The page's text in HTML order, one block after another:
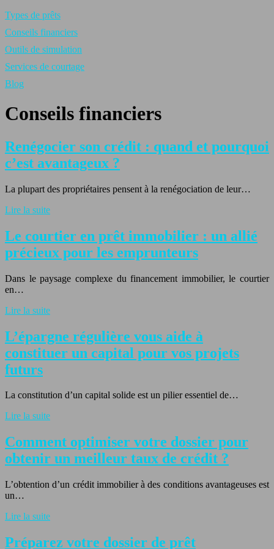
Types de prêts
Conseils financiers
Outils de simulation
Services de courtage
Blog
Conseils financiers
Renégocier son crédit : quand et pourquoi
c’est avantageux ?
La plupart des propriétaires pensent à la renégociation de leur…
Lire la suite
Le courtier en prêt immobilier : un allié
précieux pour les emprunteurs
Dans le paysage complexe du financement immobilier, le courtier
en…
Lire la suite
L’épargne régulière vous aide à
constituer un capital pour vos projets
futurs
La constitution d’un capital solide est un pilier essentiel de…
Lire la suite
Comment optimiser votre dossier pour
obtenir un meilleur taux de crédit ?
L’obtention d’un crédit immobilier à des conditions avantageuses est
un…
Lire la suite
Préparez votre dossier de prêt